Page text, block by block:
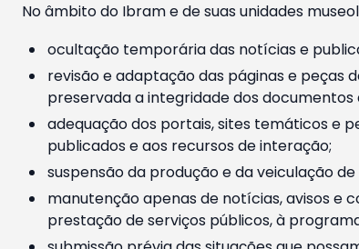
No âmbito do Ibram e de suas unidades
ocultação temporária das notícias e
revisão e adaptação das páginas e peças
preservada a integridade dos
adequação dos portais, sites temáticos e
publicados e aos recursos de interação;
suspensão da produção e da veiculação
manutenção apenas de notícias, avisos e
prestação de serviços públicos, à